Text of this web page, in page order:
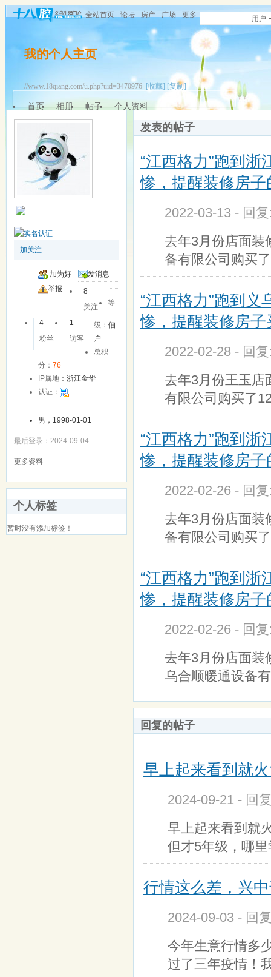
全站首页 论坛 房产 广场 更多 用户
我的个人主页
//www.18qiang.com/u.php?uid=3470976 [收藏] [复制]
首页 相册 帖子 个人资料
加关注
加为好
友
发消息
举报
8
关注
4
粉丝
1
访客
等
级：佃
户
总积
分： 76
IP属地： 浙江金华
认证：
男，1998-01-01
最后登录：2024-09-04
更多资料
个人标签
暂时没有添加标签！
发表的帖子
“江西格力”跑到浙
惨，提醒装修房
2022-03-13 - 回
去年3月份店面装
备有限公司购买
“江西格力”跑到义
惨，提醒装修房
2022-02-28 - 回
去年3月份王玉店
有限公司购买了
“江西格力”跑到浙
惨，提醒装修房
2022-02-26 - 回
去年3月份店面装
备有限公司购买
“江西格力”跑到浙
惨，提醒装修房
2022-02-26 - 回
去年3月份店面装
乌合顺暖通设备
回复的帖子
早上起来看到就
2024-09-21 - 回
早上起来看到就
但才5年级，哪
行情这么差，兴
2024-09-03 - 回
今年生意行情多
过了三年疫情！